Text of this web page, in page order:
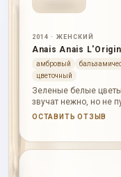
2014 · ЖЕНСКИЙ
Anais Anais
амбровый
цветочный
Зеленые белые цветы
звучат нежно, но не
сандал, амбра и кедр
ОСТАВИТЬ ОТЗЫВ